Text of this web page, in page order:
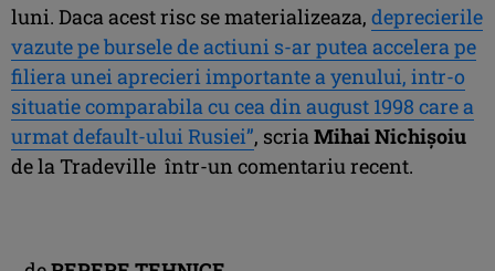
luni. Daca acest risc se materializeaza, deprecierile
vazute pe bursele de actiuni s-ar putea accelera pe
filiera unei aprecieri importante a yenului, intr-o
situatie comparabila cu cea din august 1998 care a
urmat default-ului Rusiei”, scriaMihai Nichişoiu
de la Tradeville într-un comentariu recent.